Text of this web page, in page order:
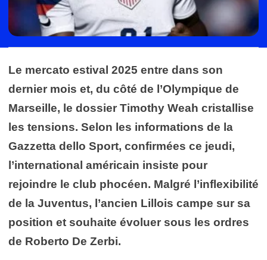
Le mercato estival 2025 entre dans son
dernier mois et, du côté de l’Olympique de
Marseille, le dossier Timothy Weah cristallise
les tensions. Selon les informations de la
Gazzetta dello Sport, confirmées ce jeudi,
l’international américain insiste pour
rejoindre le club phocéen. Malgré l’inflexibilité
de la Juventus, l’ancien Lillois campe sur sa
position et souhaite évoluer sous les ordres
de Roberto De Zerbi.